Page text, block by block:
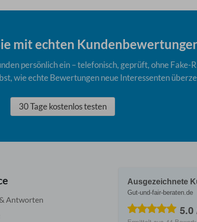
mit echten
persönlich ein – telefonisch, geprüft, ohne Fake-
wie echte Bewertungen neue Interessenten
30 Tage kostenlos testen
Antworten
Ausgezeichnete
Gut-und-fair-beraten.de
5.0